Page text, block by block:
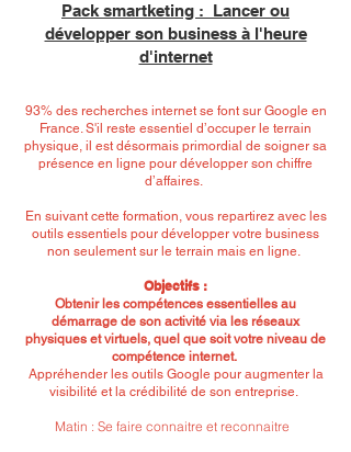
Pack smartketing : Lancer ou
développer son business à l'heure
d'internet
93% des recherches internet se font sur Google en
France. S'il reste essentiel d’occuper le terrain
physique, il est désormais primordial de soigner sa
présence en ligne pour développer son chiffre
d’affaires.
En suivant cette formation, vous repartirez avec les
outils essentiels pour développer votre business
non seulement sur le terrain mais en ligne.
Objectifs :
Obtenir les compétences essentielles au
démarrage de son activité via les réseaux
physiques et virtuels, quel que soit votre niveau de
compétence internet.
Appréhender les outils Google pour augmenter la
visibilité et la crédibilité de son entreprise.
Matin : Se faire connaitre et reconnaitre